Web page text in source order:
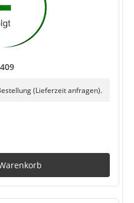
(Lieferzeit anfragen).